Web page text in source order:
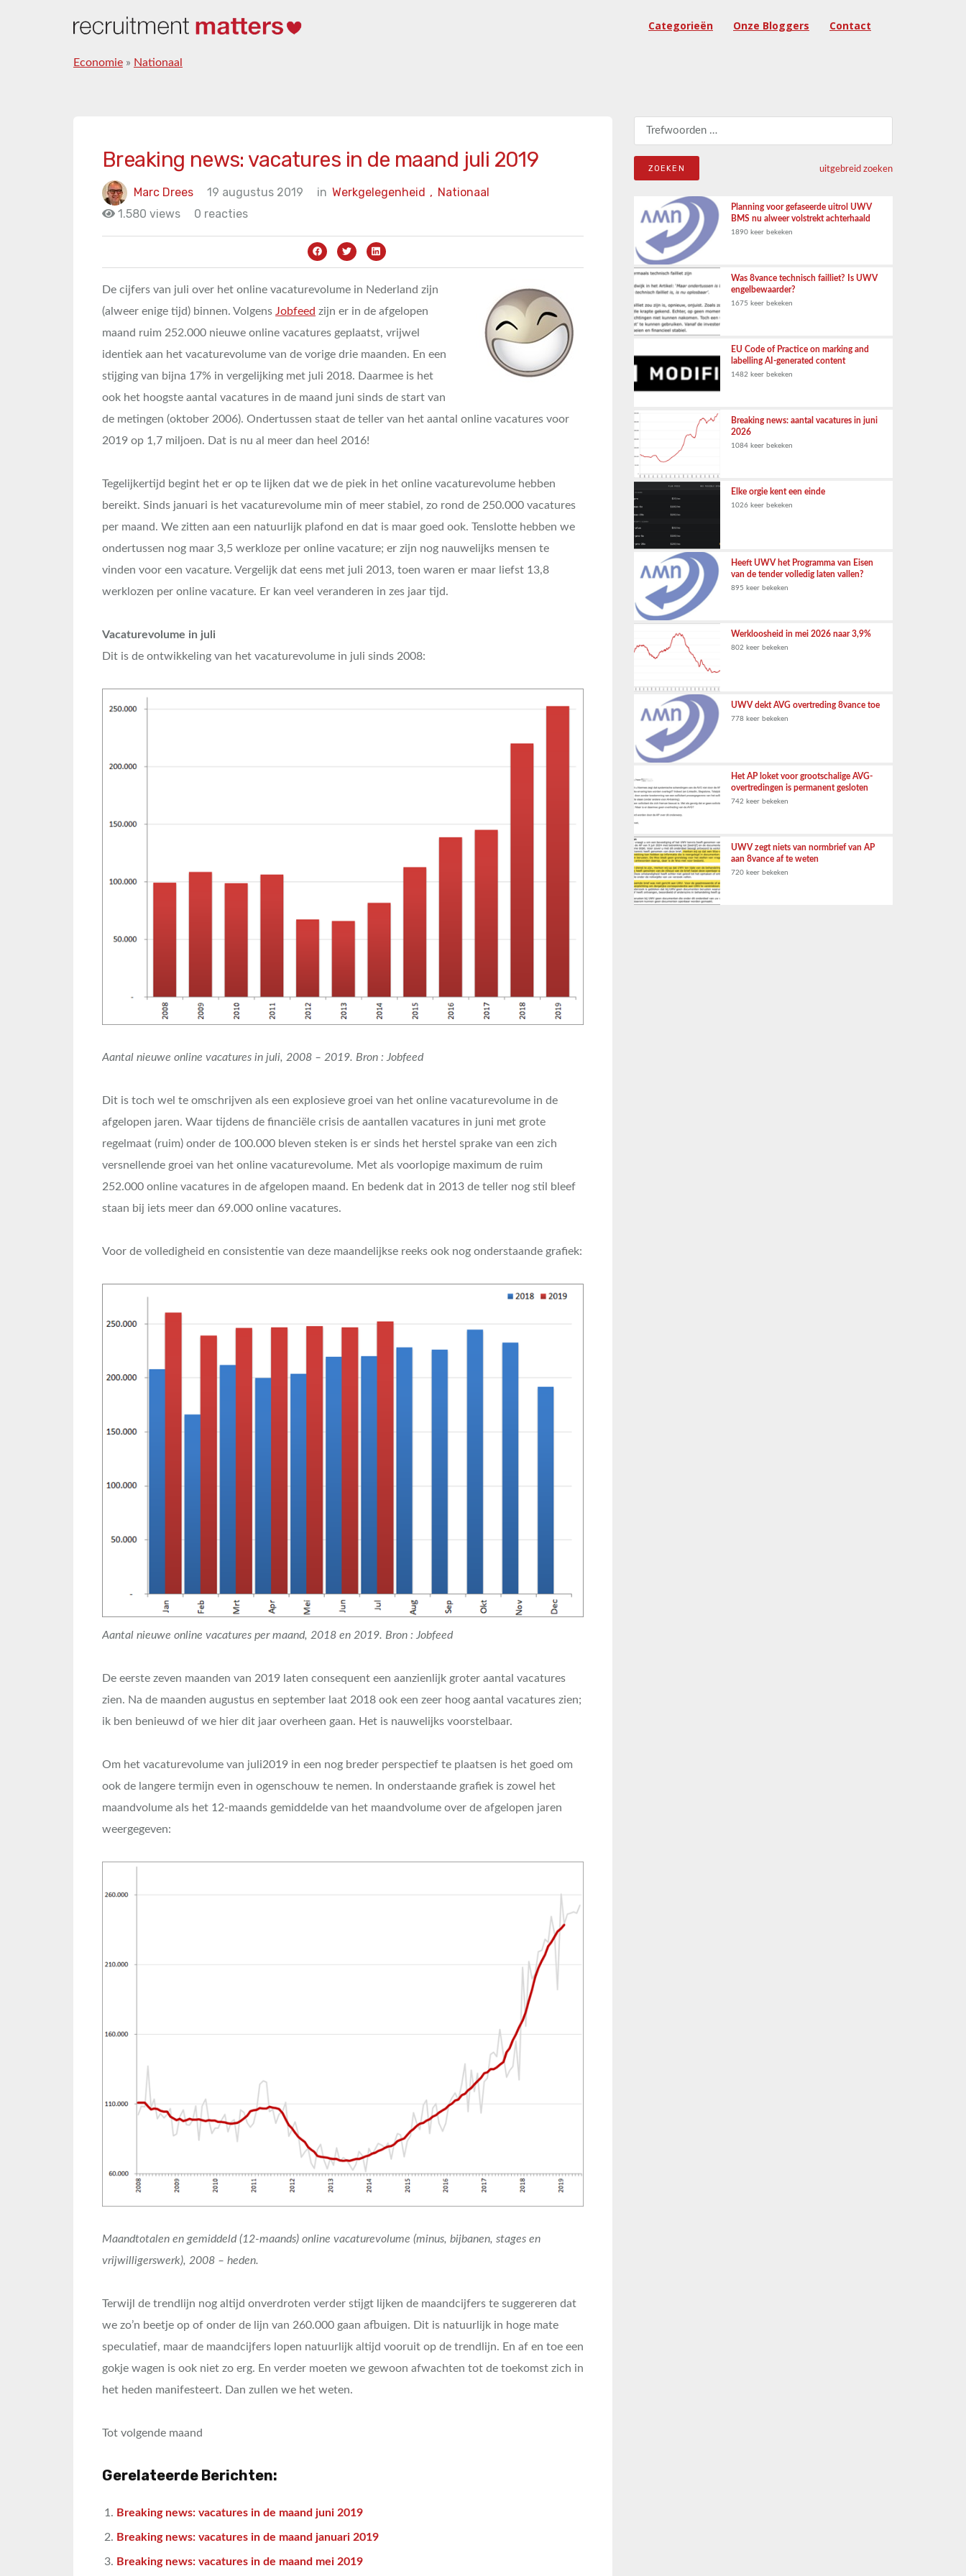
Categorieën Onze Bloggers Contact
Economie » Nationaal
Breaking news: vacatures in de maand juli 2019
Marc Drees 19 augustus 2019 in Nationaal
Werkgelegenheid ,
1.580 views
0 reacties
De cijfers van juli over het online vacaturevolume in Nederland zijn
(alweer enige tijd) binnen. Volgens Jobfeed zijn er in de afgelopen
maand ruim 252.000 nieuwe online vacatures geplaatst, vrijwel
identiek aan het vacaturevolume van de vorige drie maanden. En een
stijging van bijna 17% in vergelijking met juli 2018. Daarmee is het
ook het hoogste aantal vacatures in de maand juni sinds de start van
de metingen (oktober 2006). Ondertussen staat de teller van het aantal online vacatures voor
2019 op 1,7 miljoen. Dat is nu al meer dan heel 2016!
Tegelijkertijd begint het er op te lijken dat we de piek in het online vacaturevolume hebben
bereikt. Sinds januari is het vacaturevolume min of meer stabiel, zo rond de 250.000 vacatures
per maand. We zitten aan een natuurlijk plafond en dat is maar goed ook. Tenslotte hebben we
ondertussen nog maar 3,5 werkloze per online vacature; er zijn nog nauwelijks mensen te
vinden voor een vacature. Vergelijk dat eens met juli 2013, toen waren er maar liefst 13,8
werklozen per online vacature. Er kan veel veranderen in zes jaar tijd.
Vacaturevolume in juli
Dit is de ontwikkeling van het vacaturevolume in juli sinds 2008:
Aantal nieuwe online vacatures in juli, 2008 – 2019. Bron : Jobfeed
Dit is toch wel te omschrijven als een explosieve groei van het online vacaturevolume in de
afgelopen jaren. Waar tijdens de financiële crisis de aantallen vacatures in juni met grote
regelmaat (ruim) onder de 100.000 bleven steken is er sinds het herstel sprake van een zich
versnellende groei van het online vacaturevolume. Met als voorlopige maximum de ruim
252.000 online vacatures in de afgelopen maand. En bedenk dat in 2013 de teller nog stil bleef
staan bij iets meer dan 69.000 online vacatures.
Voor de volledigheid en consistentie van deze maandelijkse reeks ook nog onderstaande grafiek:
Aantal nieuwe online vacatures per maand, 2018 en 2019. Bron : Jobfeed
De eerste zeven maanden van 2019 laten consequent een aanzienlijk groter aantal vacatures
zien. Na de maanden augustus en september laat 2018 ook een zeer hoog aantal vacatures zien;
ik ben benieuwd of we hier dit jaar overheen gaan. Het is nauwelijks voorstelbaar.
Om het vacaturevolume van juli2019 in een nog breder perspectief te plaatsen is het goed om
ook de langere termijn even in ogenschouw te nemen. In onderstaande grafiek is zowel het
maandvolume als het 12-maands gemiddelde van het maandvolume over de afgelopen jaren
weergegeven:
Maandtotalen en gemiddeld (12-maands) online vacaturevolume (minus, bijbanen, stages en
vrijwilligerswerk), 2008 – heden.
Terwijl de trendlijn nog altijd onverdroten verder stijgt lijken de maandcijfers te suggereren dat
we zo’n beetje op of onder de lijn van 260.000 gaan afbuigen. Dit is natuurlijk in hoge mate
speculatief, maar de maandcijfers lopen natuurlijk altijd vooruit op de trendlijn. En af en toe een
gokje wagen is ook niet zo erg. En verder moeten we gewoon afwachten tot de toekomst zich in
het heden manifesteert. Dan zullen we het weten.
Tot volgende maand
Gerelateerde Berichten:
Breaking news: vacatures in de maand juni 2019
Breaking news: vacatures in de maand januari 2019
Breaking news: vacatures in de maand mei 2019
Zoeken naar:
uitgebreid zoeken
Planning voor gefaseerde uitrol UWV
BMS nu alweer volstrekt achterhaald
1890 keer bekeken
Was 8vance technisch failliet? Is UWV
engelbewaarder?
1675 keer bekeken
EU Code of Practice on marking and
labelling AI-generated content
1482 keer bekeken
Breaking news: aantal vacatures in juni
2026
1084 keer bekeken
Elke orgie kent een einde
1026 keer bekeken
Heeft UWV het Programma van Eisen
van de tender volledig laten vallen?
895 keer bekeken
Werkloosheid in mei 2026 naar 3,9%
802 keer bekeken
UWV dekt AVG overtreding 8vance toe
778 keer bekeken
Het AP loket voor grootschalige AVG-
overtredingen is permanent gesloten
742 keer bekeken
UWV zegt niets van normbrief van AP
aan 8vance af te weten
720 keer bekeken